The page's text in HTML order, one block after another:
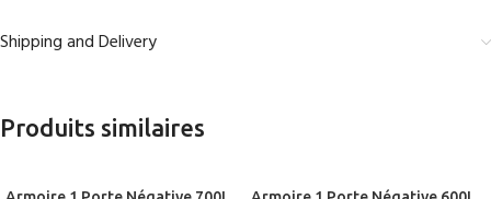
Shipping and Delivery
Produits similaires